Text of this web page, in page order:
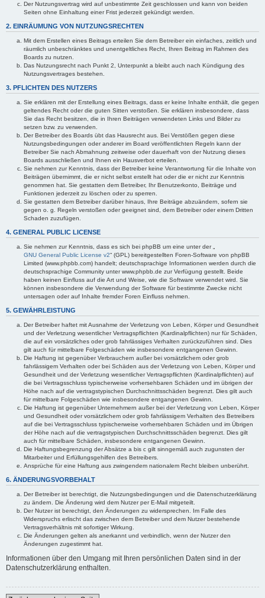
Der Nutzungsvertrag wird auf unbestimmte Zeit geschlossen und kann von beiden
Seiten ohne Einhaltung einer Frist jederzeit gekündigt werden.
2. EINRÄUMUNG VON NUTZUNGSRECHTEN
Mit dem Erstellen eines Beitrags erteilen Sie dem Betreiber ein einfaches, zeitlich und
räumlich unbeschränktes und unentgeltliches Recht, Ihren Beitrag im Rahmen des
Boards zu nutzen.
Das Nutzungsrecht nach Punkt 2, Unterpunkt a bleibt auch nach Kündigung des
Nutzungsvertrages bestehen.
3. PFLICHTEN DES NUTZERS
Sie erklären mit der Erstellung eines Beitrags, dass er keine Inhalte enthält, die gegen
geltendes Recht oder die guten Sitten verstoßen. Sie erklären insbesondere, dass
Sie das Recht besitzen, die in Ihren Beiträgen verwendeten Links und Bilder zu
setzen bzw. zu verwenden.
Der Betreiber des Boards übt das Hausrecht aus. Bei Verstößen gegen diese
Nutzungsbedingungen oder anderer im Board veröffentlichten Regeln kann der
Betreiber Sie nach Abmahnung zeitweise oder dauerhaft von der Nutzung dieses
Boards ausschließen und Ihnen ein Hausverbot erteilen.
Sie nehmen zur Kenntnis, dass der Betreiber keine Verantwortung für die Inhalte von
Beiträgen übernimmt, die er nicht selbst erstellt hat oder die er nicht zur Kenntnis
genommen hat. Sie gestatten dem Betreiber, Ihr Benutzerkonto, Beiträge und
Funktionen jederzeit zu löschen oder zu sperren.
Sie gestatten dem Betreiber darüber hinaus, Ihre Beiträge abzuändern, sofern sie
gegen o. g. Regeln verstoßen oder geeignet sind, dem Betreiber oder einem Dritten
Schaden zuzufügen.
4. GENERAL PUBLIC LICENSE
Sie nehmen zur Kenntnis, dass es sich bei phpBB um eine unter der „
GNU General Public License v2“ (GPL) bereitgestellten Foren-Software von phpBB
Limited (www.phpbb.com) handelt; deutschsprachige Informationen werden durch die
deutschsprachige Community unter www.phpbb.de zur Verfügung gestellt. Beide
haben keinen Einfluss auf die Art und Weise, wie die Software verwendet wird. Sie
können insbesondere die Verwendung der Software für bestimmte Zwecke nicht
untersagen oder auf Inhalte fremder Foren Einfluss nehmen.
5. GEWÄHRLEISTUNG
Der Betreiber haftet mit Ausnahme der Verletzung von Leben, Körper und Gesundheit
und der Verletzung wesentlicher Vertragspflichten (Kardinalpflichten) nur für Schäden,
die auf ein vorsätzliches oder grob fahrlässiges Verhalten zurückzuführen sind. Dies
gilt auch für mittelbare Folgeschäden wie insbesondere entgangenen Gewinn.
Die Haftung ist gegenüber Verbrauchern außer bei vorsätzlichem oder grob
fahrlässigem Verhalten oder bei Schäden aus der Verletzung von Leben, Körper und
Gesundheit und der Verletzung wesentlicher Vertragspflichten (Kardinalpflichten) auf
die bei Vertragsschluss typischerweise vorhersehbaren Schäden und im übrigen der
Höhe nach auf die vertragstypischen Durchschnittsschäden begrenzt. Dies gilt auch
für mittelbare Folgeschäden wie insbesondere entgangenen Gewinn.
Die Haftung ist gegenüber Unternehmern außer bei der Verletzung von Leben, Körper
und Gesundheit oder vorsätzlichem oder grob fahrlässigem Verhalten des Betreibers
auf die bei Vertragsschluss typischerweise vorhersehbaren Schäden und im Übrigen
der Höhe nach auf die vertragstypischen Durchschnittsschäden begrenzt. Dies gilt
auch für mittelbare Schäden, insbesondere entgangenen Gewinn.
Die Haftungsbegrenzung der Absätze a bis c gilt sinngemäß auch zugunsten der
Mitarbeiter und Erfüllungsgehilfen des Betreibers.
Ansprüche für eine Haftung aus zwingendem nationalem Recht bleiben unberührt.
6. ÄNDERUNGSVORBEHALT
Der Betreiber ist berechtigt, die Nutzungsbedingungen und die Datenschutzerklärung
zu ändern. Die Änderung wird dem Nutzer per E-Mail mitgeteilt.
Der Nutzer ist berechtigt, den Änderungen zu widersprechen. Im Falle des
Widerspruchs erlischt das zwischen dem Betreiber und dem Nutzer bestehende
Vertragsverhältnis mit sofortiger Wirkung.
Die Änderungen gelten als anerkannt und verbindlich, wenn der Nutzer den
Änderungen zugestimmt hat.
Informationen über den Umgang mit Ihren persönlichen Daten sind in der
Datenschutzerklärung enthalten.